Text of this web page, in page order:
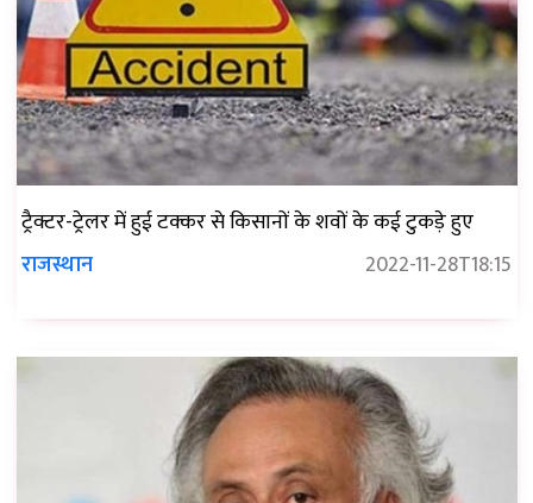
ट्रैक्टर-ट्रेलर में हुई टक्कर से किसानों के शवों के कई टुकड़े हुए
राजस्थान
2022-11-28T18:15